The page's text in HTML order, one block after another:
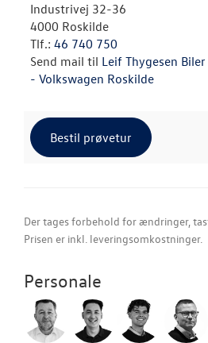
Industrivej 32-36
4000 Roskilde
Tlf.: 46 740 750
Send mail til Leif Thygesen Biler
- Volkswagen Roskilde
Bestil prøvetur
Der tages forbehold for ændringer,
Prisen er inkl. leveringsomkostninger.
Personale